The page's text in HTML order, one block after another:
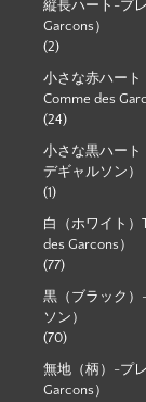
縦長ハート-プ
Garcons）
(2)
小さな赤ハート
Comme des
(24)
小さな黒ハート
デギャルソン）
(1)
白（ホワイト）
des Garcons）
(77)
黒（ブラック）
ソン）
(70)
無地（柄）-プ
Garcons）